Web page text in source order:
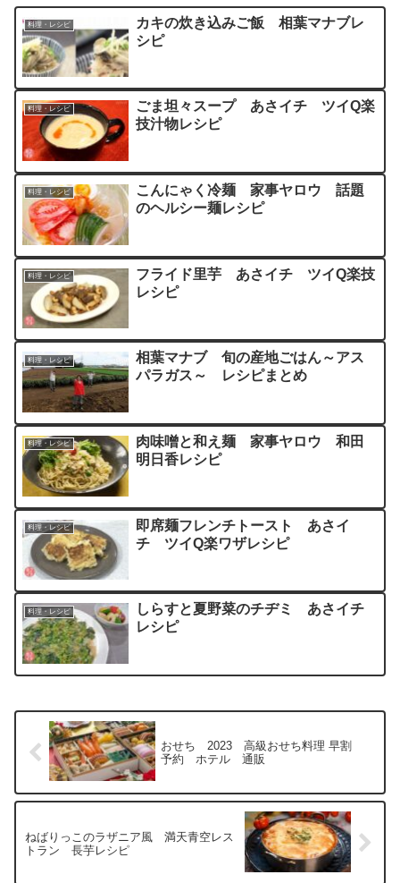
料理・レシピ
カキの炊き込みご飯 相葉マナブレ
シピ
料理・レシピ
ごま坦々スープ あさイチ ツイQ楽
技汁物レシピ
料理・レシピ
こんにゃく冷麺 家事ヤロウ 話題
のヘルシー麺レシピ
料理・レシピ
フライド里芋 あさイチ ツイQ楽技
レシピ
料理・レシピ
相葉マナブ 旬の産地ごはん～アス
パラガス～ レシピまとめ
料理・レシピ
肉味噌と和え麺 家事ヤロウ 和田
明日香レシピ
料理・レシピ
即席麺フレンチトースト あさイ
チ ツイQ楽ワザレシピ
料理・レシピ
しらすと夏野菜のチヂミ あさイチ
レシピ
おせち 2023 高級おせち料理 早割
予約 ホテル 通販
ねばりっこのラザニア風 満天青空レス
トラン 長芋レシピ